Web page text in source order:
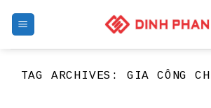
TAG ARCHIVES: GIA CÔNG